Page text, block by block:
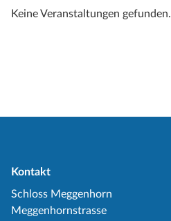
Keine Veranstaltungen gefunden.
Kontakt
Schloss Meggenhorn
Meggenhornstrasse